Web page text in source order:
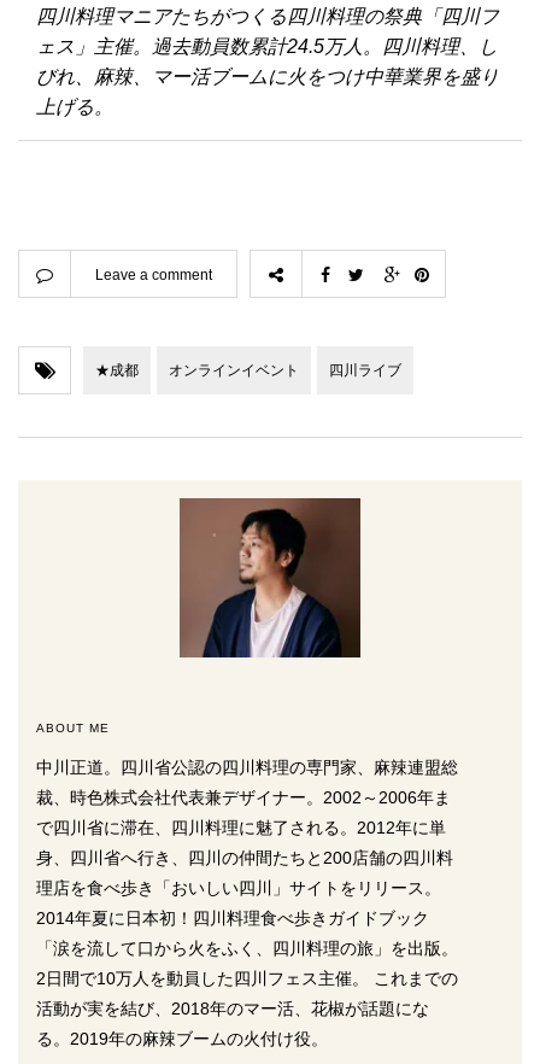
四川料理マニアたちがつくる四川料理の祭典「四川フ
ェス」主催。過去動員数累計24.5万人。四川料理、し
びれ、麻辣、マー活ブームに火をつけ中華業界を盛り
上げる。
Leave a comment
★成都 オンラインイベント 四川ライブ
ABOUT ME
中川正道。四川省公認の四川料理の専門家、麻辣連盟総
裁、時色株式会社代表兼デザイナー。2002～2006年ま
で四川省に滞在、四川料理に魅了される。2012年に単
身、四川省へ行き、四川の仲間たちと200店舗の四川料
理店を食べ歩き「おいしい四川」サイトをリリース。
2014年夏に日本初！四川料理食べ歩きガイドブック
「涙を流して口から火をふく、四川料理の旅」を出版。
2日間で10万人を動員した四川フェス主催。 これまでの
活動が実を結び、2018年のマー活、花椒が話題にな
る。2019年の麻辣ブームの火付け役。